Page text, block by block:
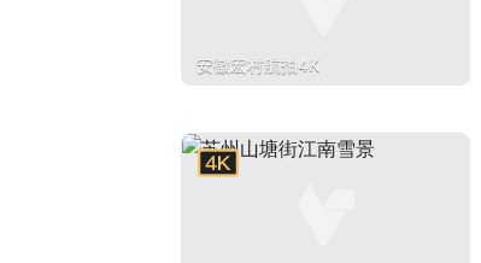
安徽宏村航拍4K